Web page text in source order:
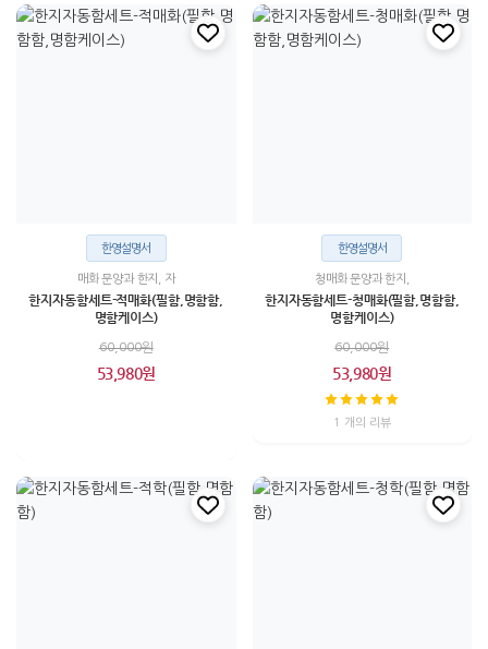
한영설명서
매화 문양과 한지, 자
한지자동함세트-적매화(필함,명함함,
명함케이스)
60,000원
53,980원
한영설명서
청매화 문양과 한지,
한지자동함세트-청매화(필함,명함함,
명함케이스)
60,000원
53,980원
1 개의 리뷰